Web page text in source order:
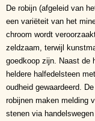
De robijn (afgeleid van
een variëteit van het
chroom wordt
zeldzaam, terwijl
goedkoop zijn. Naast de
heldere halfedelsteen
oudheid gewaardeerd.
robijnen maken melding
stenen via